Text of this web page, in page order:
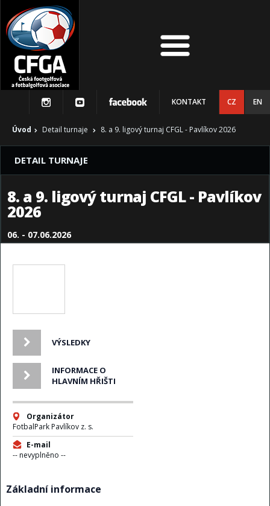
KONTAKT CZ EN
Úvod Detail turnaje 8. a 9. ligový turnaj CFGL - Pavlíkov 2026
DETAIL TURNAJE
8. a 9. ligový turnaj CFGL - Pavlíkov
2026
06. - 07.06.2026
VÝSLEDKY
INFORMACE O
HLAVNÍM HŘIŠTI
Organizátor
FotbalPark Pavlíkov z. s.
E-mail
-- nevyplněno --
Základní informace